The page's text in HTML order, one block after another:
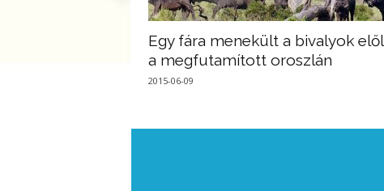
Egy fára menekült a bivalyok elől
a megfutamított oroszlán
2015-06-09